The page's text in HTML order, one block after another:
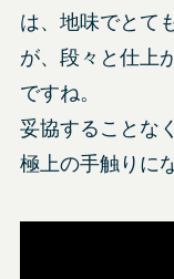
は、地味でとて
が、段々と仕上
ですね。
妥協することな
極上の手触りに